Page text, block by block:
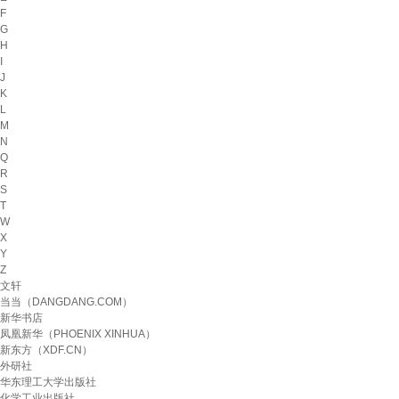
F
G
H
J
K
L
M
N
Q
R
S
T
W
X
Y
Z
文轩
当当（DANGDANG.COM）
新华书店
凤凰新华（PHOENIX XINHUA）
新东方（XDF.CN）
外研社
华东理工大学出版社